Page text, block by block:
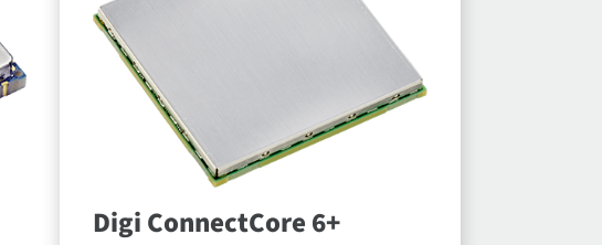
Digi ConnectCore 6+